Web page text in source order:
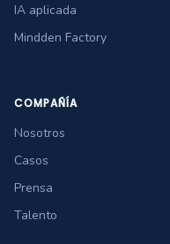
IA aplicada
Mindden Factory
COMPAÑÍA
Nosotros
Casos
Prensa
Talento